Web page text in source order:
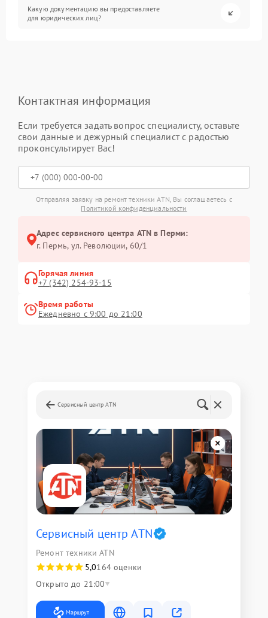
Какую документацию вы предоставляете
для юридических лиц?
Контактная информация
Если требуется задать вопрос специалисту, оставьте
свои данные и дежурный специалист с радостью
проконсультирует Вас!
Отправляя заявку на ремонт техники ATN, Вы соглашаетесь с
Политикой конфиденциальности
Адрес сервисного центра ATN в Перми:
г. Пермь, ул. ​Революции, 60/1
Горячая линия
+7 (342) 254-93-15
Время работы
Ежедневно с 9:00 до 21:00
Сервисный центр ATN
Сервисный центр ATN
Ремонт техники ATN
5,0164 оценки
Открыто до 21:00
Маршрут